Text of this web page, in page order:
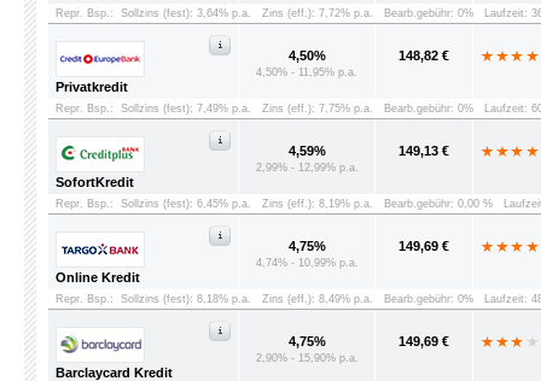
Repr. Bsp.: Sollzins (fest): 3,64% p.a. Zins (eff.): 7,72% p.a. Bearb.gebühr: 0% Laufzeit:
Privatkredit
4,50%
4,50% - 11,95% p.a.
148,82 €
Repr. Bsp.: Sollzins (fest): 7,49% p.a. Zins (eff.): 7,75% p.a. Bearb.gebühr: 0% Laufzeit:
SofortKredit
4,59%
2,99% - 12,99% p.a.
149,13 €
Repr. Bsp.: Sollzins (fest): 6,45% p.a. Zins (eff.): 8,19% p.a. Bearb.gebühr: 0,00 %
Online Kredit
4,75%
4,74% - 10,99% p.a.
149,69 €
Repr. Bsp.: Sollzins (fest): 8,18% p.a. Zins (eff.): 8,49% p.a. Bearb.gebühr: 0% Laufzeit:
Barclaycard Kredit
4,75%
2,90% - 15,90% p.a.
149,69 €